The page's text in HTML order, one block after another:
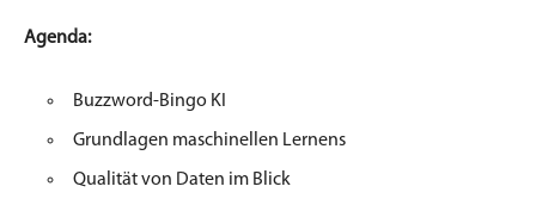
Agenda:
Buzzword-Bingo KI
Grundlagen maschinellen Lernens
Qualität von Daten im Blick